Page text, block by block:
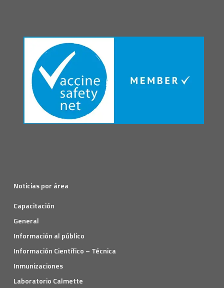
Noticias por área
Capacitación
General
Información al público
Información Científico – Técnica
Inmunizaciones
Laboratorio Calmette